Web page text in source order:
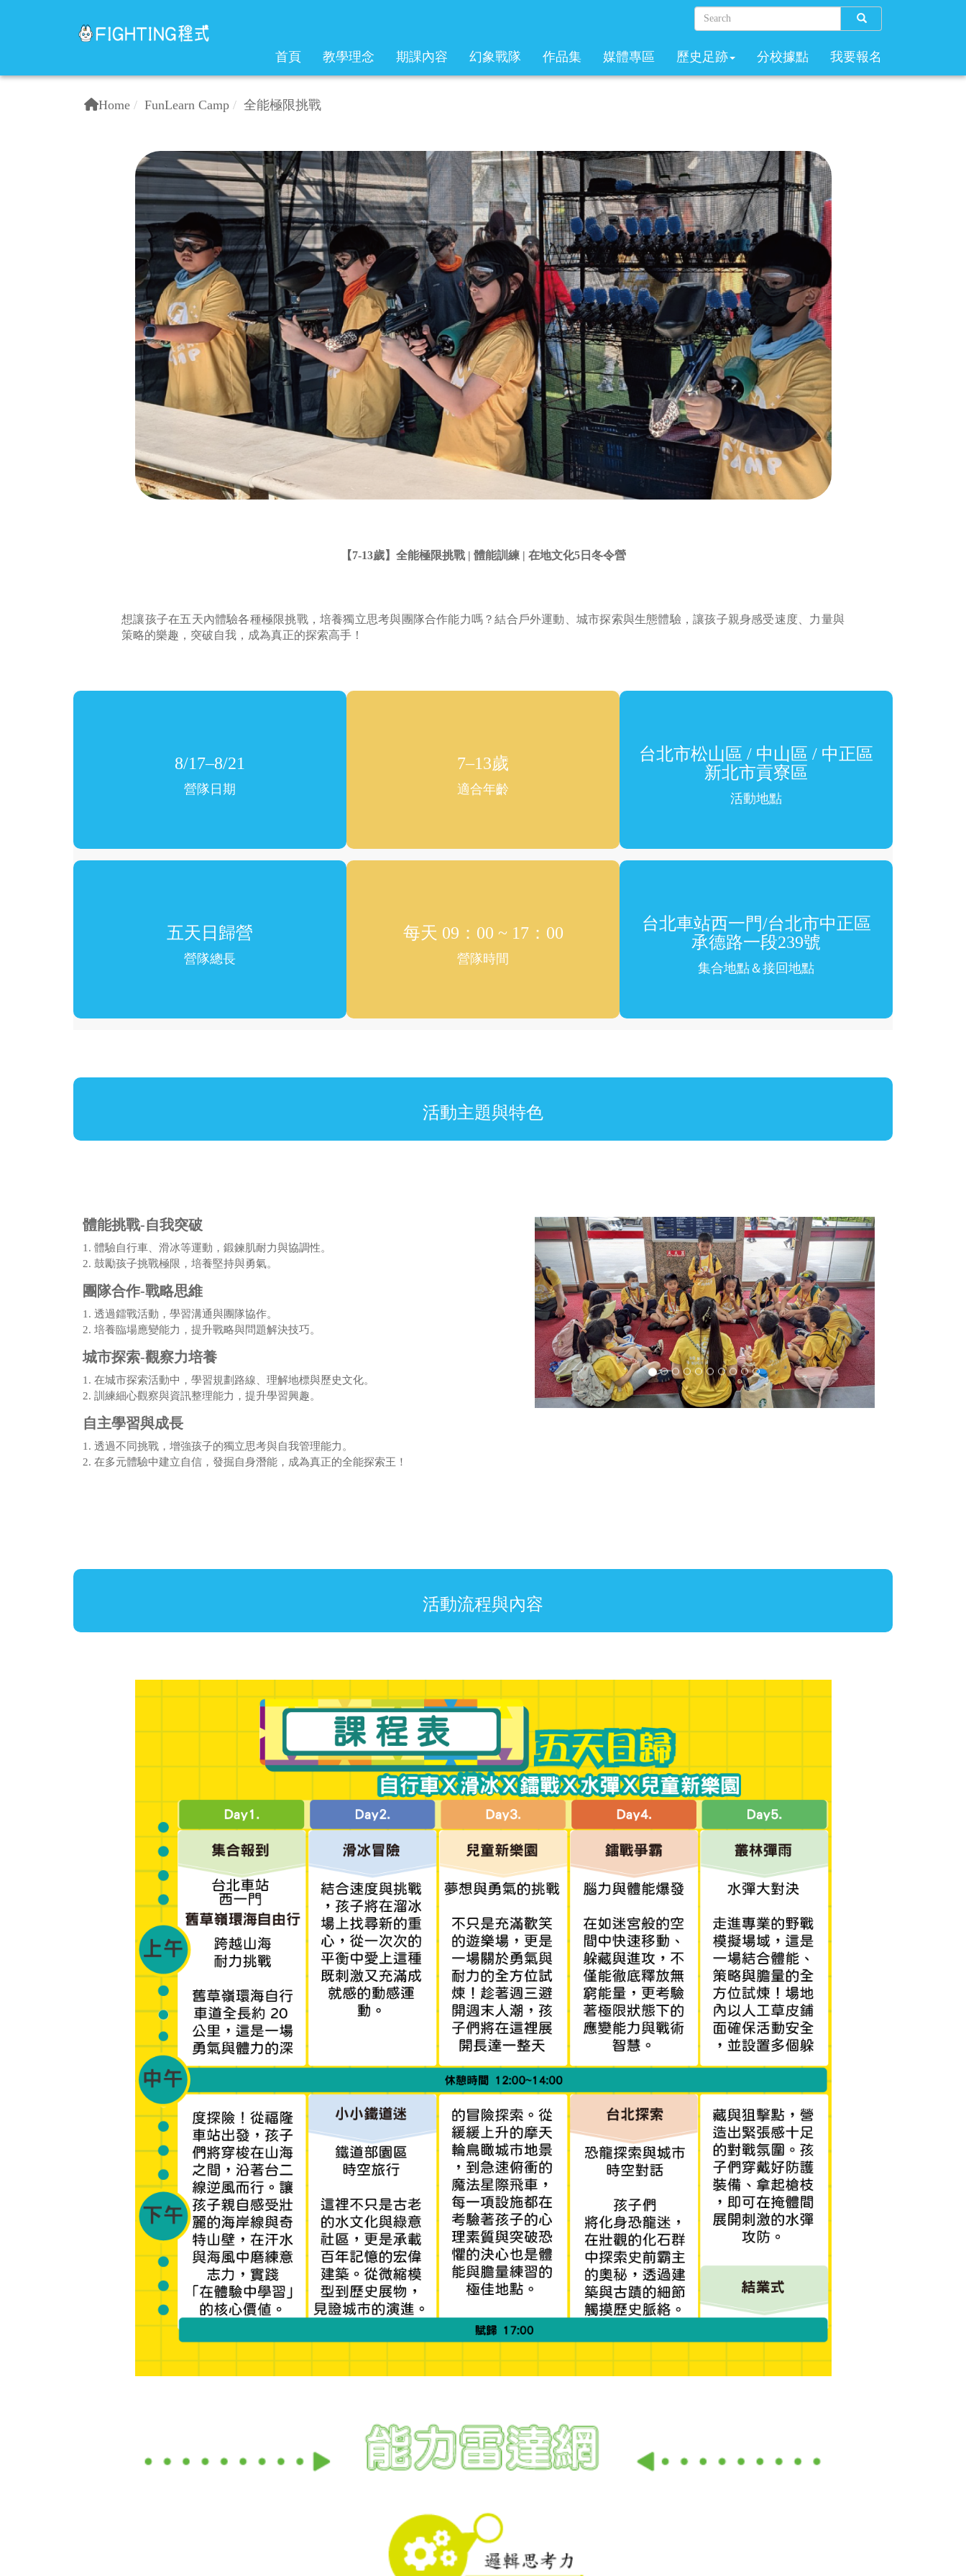
Search
首頁 教學理念 期課內容 幻象戰隊 作品集 媒體專區 歷史足跡 分校據點 我要報名
Home FunLearn Camp 全能極限挑戰
【7-13歲】全能極限挑戰 | 體能訓練 | 在地文化5日冬令營
想讓孩子在五天內體驗各種極限挑戰，培養獨立思考與團隊合作能力嗎？結合戶外運動、城市探索與生態體驗，讓孩子親身感受速度、力量與
策略的樂趣，突破自我，成為真正的探索高手！
8/17–8/21
營隊日期
7–13歲
適合年齡
台北市松山區 / 中山區 / 中正區
新北市貢寮區
活動地點
五天日歸營
營隊總長
每天 09：00 ~ 17：00
營隊時間
台北車站西一門/台北市中正區
承德路一段239號
集合地點＆接回地點
活動主題與特色
體能挑戰-自我突破
1. 體驗自行車、滑冰等運動，鍛鍊肌耐力與協調性。
2. 鼓勵孩子挑戰極限，培養堅持與勇氣。
團隊合作-戰略思維
1. 透過鐳戰活動，學習溝通與團隊協作。
2. 培養臨場應變能力，提升戰略與問題解決技巧。
城市探索-觀察力培養
1. 在城市探索活動中，學習規劃路線、理解地標與歷史文化。
2. 訓練細心觀察與資訊整理能力，提升學習興趣。
自主學習與成長
1. 透過不同挑戰，增強孩子的獨立思考與自我管理能力。
2. 在多元體驗中建立自信，發掘自身潛能，成為真正的全能探索王！
Previous Next
活動流程與內容